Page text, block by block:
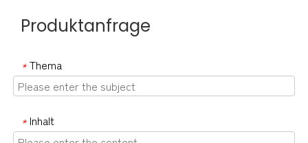
Produktanfrage
* Thema
* Inhalt